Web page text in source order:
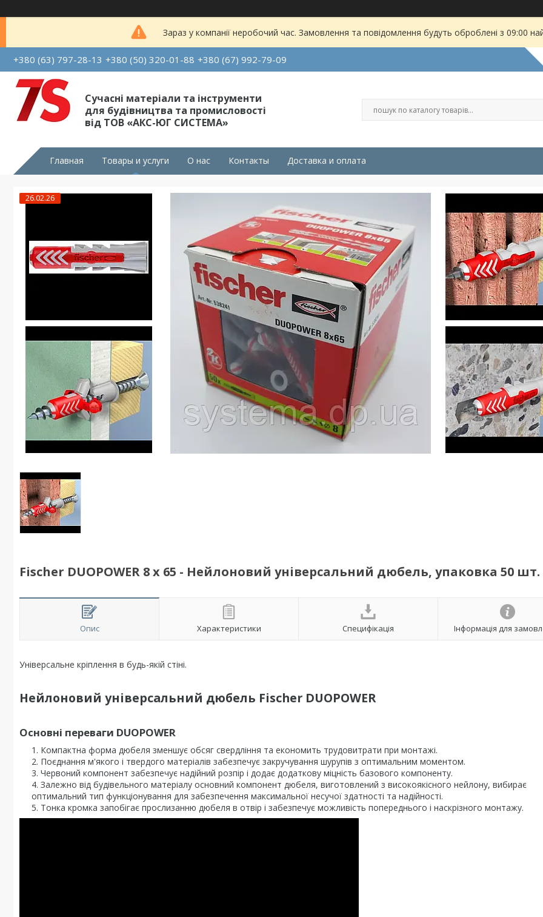
Зараз у компанії неробочий час. Замовлення та повідомлення будуть оброблені з 09:00
+380 (63) 797-28-13 +380 (50) 320-01-88 +380 (67) 992-79-09
Сучасні матеріали та інструменти
для будівництва та промисловості
від ТОВ «АКС-ЮГ СИСТЕМА»
Главная Товары и услуги О нас Контакты Доставка и оплата
26.02.26
Fischer DUOPOWER 8 x 65 - Нейлоновий універсальний дюбель, упаковка 50 шт.
Опис Характеристики Специфікація Інформація для
Універсальне кріплення в будь-якій стіні.
Нейлоновий універсальний дюбель Fischer DUOPOWER
Основні переваги DUOPOWER
Компактна форма дюбеля зменшує обсяг свердління та економить трудовитрати при монтажі.
Поєднання м'якого і твердого матеріалів забезпечує закручування шурупів з оптимальним моментом.
Червоний компонент забезпечує надійний розпір і додає додаткову міцність базового компоненту.
Залежно від будівельного матеріалу основний компонент дюбеля, виготовлений з високоякісного нейлону, вибирає
оптимальний тип функціонування для забезпечення максимальної несучої здатності та надійності.
Тонка кромка запобігає прослизанню дюбеля в отвір і забезпечує можливість попереднього і наскрізного монтажу.